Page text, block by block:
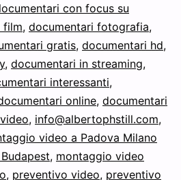
con focus su
film, documentari fotografia,
gratis, documentari hd,
, documentari in streaming,
interessanti,
online, documentari
, info@albertophstill.com,
video a Padova Milano
, montaggio video
, preventivo video, preventivo